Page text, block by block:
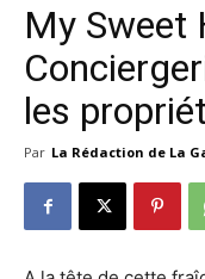
My Sweet
les
Par La Rédaction de La